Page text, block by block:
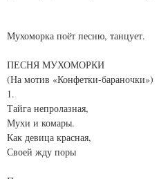
Мухоморка поёт песню, танцует.
ПЕСНЯ МУХОМОРКИ
(На мотив «Конфетки-бараночки»)
1.
Тайга непролазная,
Мухи и комары.
Как девица красная,
Своей жду поры